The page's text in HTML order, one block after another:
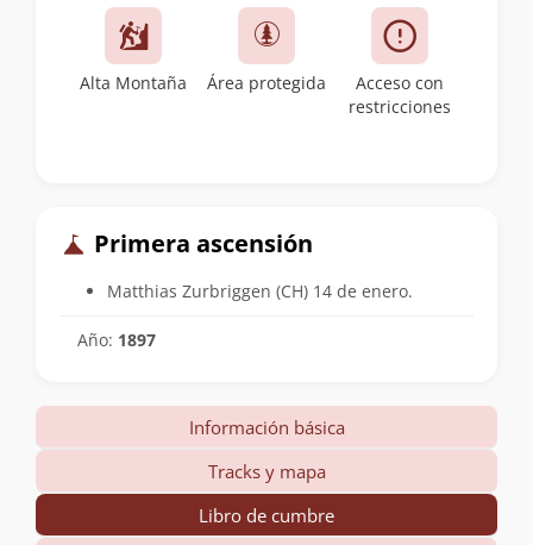
Alta Montaña Área protegida
Acceso con
restricciones
Primera ascensión
Matthias Zurbriggen (CH) 14 de enero.
Año: 1897
Información básica
Tracks y mapa
Libro de cumbre